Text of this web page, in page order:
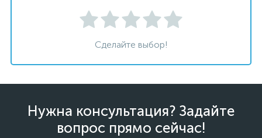
Сделайте выбор!
Нужна консультация? Задайте
вопрос прямо сейчас!